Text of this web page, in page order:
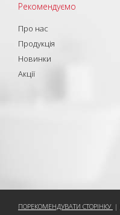
Рекомендуємо
Про нас
Продукція
Новинки
Акції
ПОРЕКОМЕНДУВАТИ СТОРІНКУ |